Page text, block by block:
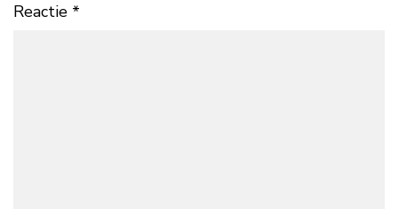
Reactie *